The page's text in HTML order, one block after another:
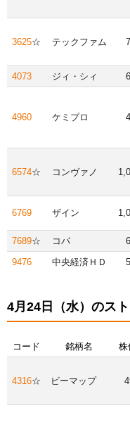
3625☆ テックファム
4073
ジィ・シィ
4960 ケミプロ
6574☆ コンヴァノ
6769 ザイン
7689☆ コパ
9476
中央経済ＨＤ
4月24日（水）のス
コード 銘柄名 株
4316☆ ビーマップ